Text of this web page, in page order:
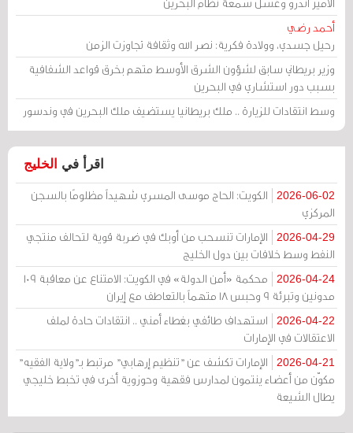
أحمد رضي
رحيل جسدي، وولادة فكرية: نصر الله وثقافة تجاوزت الزمن
وزير بريطاني سابق لشؤون الشرق الأوسط متهم بخرق قواعد الشفافية
بسبب دور استشاري في البحرين
وسط انتقادات للزيارة .. ملك بريطانيا يستضيف ملك البحرين في وندسور
اقرأ في الخليج
2026-06-02
الكويت: الحاج موسى المسري شهيداً مظلومًا بالسجن
المركزي
2026-04-29
الإمارات تنسحب من أوبك في ضربة قوية لتحالف منتجي
النفط وسط خلافات بين دول الخليج
2026-04-24
محكمة «أمن الدولة» في الكويت: الامتناع عن معاقبة 109
مدونين وتبرئة 9 وحبس 18 متهماً بالتعاطف مع إيران
2026-04-22
استهداف طائفي بغطاء أمني .. انتقادات حادة لملف
الاعتقالات في الإمارات
2026-04-21
الإمارات تكشف عن "تنظيم إرهابي" مرتبط بـ"ولاية الفقيه"
مكوّن من أعضاء ينتمون لمدارس فقهية وحوزوية أخرى في تخبط خليجي
يطال الشيعة